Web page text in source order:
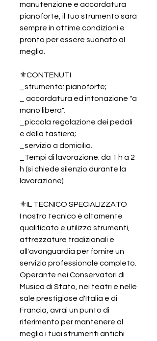
manutenzione e accordatura
pianoforte, il tuo strumento sarà
sempre in ottime condizioni e
pronto per essere suonato al
meglio.
⚜️CONTENUTI
_strumento: pianoforte;
_ accordatura ed intonazione "a
mano libera";
_piccola regolazione dei pedali
e della tastiera;
_servizio a domicilio.
_Tempi di lavorazione: da 1 h a 2
h (si chiede silenzio durante la
lavorazione)
⚜️IL TECNICO SPECIALIZZATO
I nostro tecnico è altamente
qualificato e utilizza strumenti,
attrezzature tradizionali e
all'avanguardia per fornire un
servizio professionale completo.
Operante nei Conservatori di
Musica di Stato, nei teatri e nelle
sale prestigiose d'Italia e di
Francia, avrai un punto di
riferimento per mantenere al
meglio i tuoi strumenti antichi